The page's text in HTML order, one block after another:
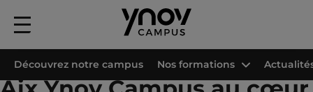
Menu
principal
Découvrez notre campus Nos formations